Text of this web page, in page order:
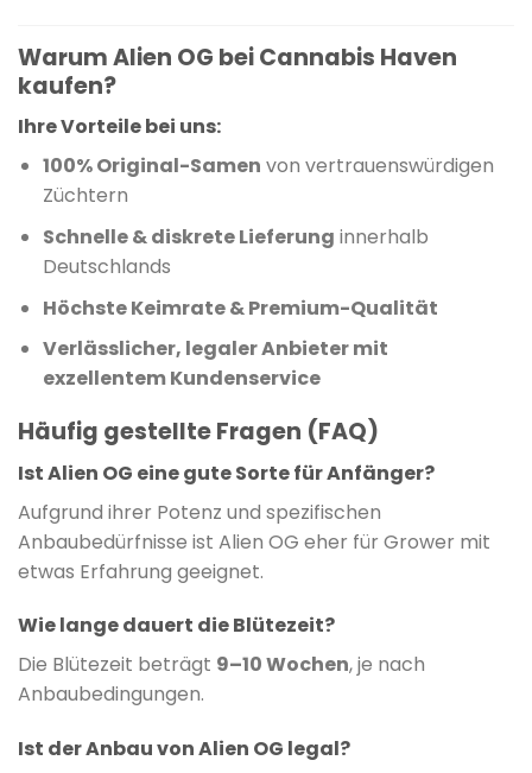
Warum Alien OG bei Cannabis Haven
kaufen?
Ihre Vorteile bei uns:
100% Original-Samen von vertrauenswürdigen
Züchtern
Schnelle & diskrete Lieferung innerhalb
Deutschlands
Höchste Keimrate & Premium-Qualität
Verlässlicher, legaler Anbieter mit
exzellentem Kundenservice
Häufig gestellte Fragen (FAQ)
Ist Alien OG eine gute Sorte für Anfänger?
Aufgrund ihrer Potenz und spezifischen
Anbaubedürfnisse ist Alien OG eher für Grower mit
etwas Erfahrung geeignet.
Wie lange dauert die Blütezeit?
Die Blütezeit beträgt 9–10 Wochen, je nach
Anbaubedingungen.
Ist der Anbau von Alien OG legal?